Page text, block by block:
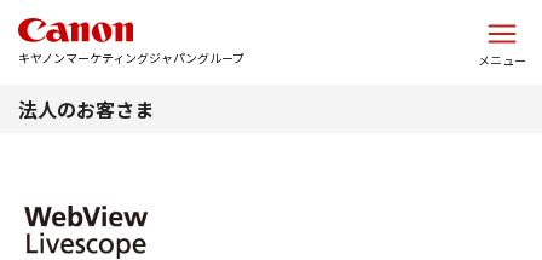
キヤノンマーケティングジャパングループ メニュー
法人のお客さま